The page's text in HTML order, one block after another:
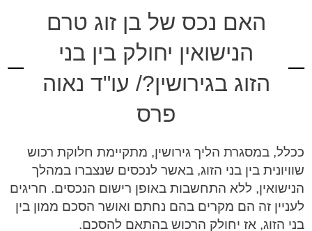
האם נכס של בן זוג טרם
הנישואין יחולק בין בני
הזוג בגירושין?/ עו"ד נאוה
פרס
ככלל, במסגרת הליך גירושין, מתקיימת חלוקת רכוש
שוויונית בין בני הזוג, באשר לנכסים שנצברו במהלך
הנישואין, ללא התחשבות באופן רישום הנכסים. חריגים
לעניין זה הם מקרים בהם נחתם ואושר הסכם ממון בין
בני הזוג, אז יחולק הרכוש בהתאם להסכם.